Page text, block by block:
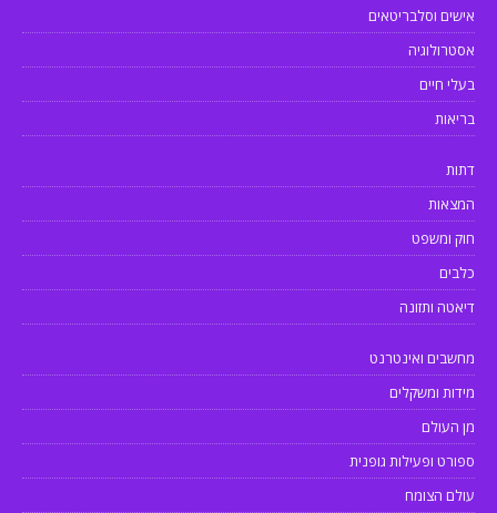
אישים וסלבריטאים
אסטרולוגיה
בעלי חיים
בריאות
דתות
המצאות
חוק ומשפט
כלבים
דיאטה ותזונה
מחשבים ואינטרנט
מידות ומשקלים
מן העולם
ספורט ופעילות גופנית
עולם הצומח